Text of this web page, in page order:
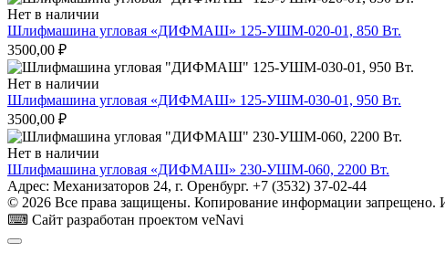
Нет в наличии
Шлифмашина угловая «ДИФМАШ» 125-УШМ-020-01, 850 Вт.
3500,00 ₽
Нет в наличии
Шлифмашина угловая «ДИФМАШ» 125-УШМ-030-01, 950 Вт.
3500,00 ₽
Нет в наличии
Шлифмашина угловая «ДИФМАШ» 230-УШМ-060, 2200 Вт.
Адрес: Механизаторов 24, г. Оренбург. +7 (3532) 37-02-44
© 2026 Все права защищены. Копирование информации запрещено.
⌨ Сайт разработан проектом veNavi